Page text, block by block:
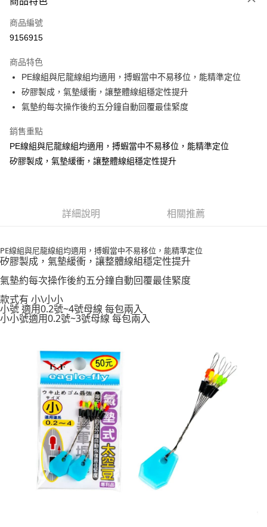
台灣樂天信用卡公司
2.付款方式選擇「大哥付你分期」，訂單成立後會自動跳轉到大哥付的交易
流程，驗證手機門號後，選擇欲分期的期數、繳款截止日，確認付款後即完
4.訂單成立30分鐘內，如未前往確認交易或遇審核未通過，訂單將自動取
消。如遇「轉專審核」未通過狀況，表示未達大哥付你分期系統評分，恕無
法說明評估內容。
【繳款方式說明】
1.分期款項不併入電信帳單，「大哥付你分期」於每月結算日後寄送繳費提
2.透過簡訊連結打開帳單後，可選擇「超商條碼／台灣大直營門市／銀行轉
帳／街口支付／iPASS MONEY」等通路繳費。
【注意事項】
資料（包含姓名、電話或地址）提供予台灣大哥大進項蒐集、處理及利用，
相關說明
【關於「AFTEE先享後付」】
便利好安心！
２．便利：只要手機號碼，簡訊認證，即可結帳。
３．安心：先確認商品／服務後，再付款。
【「AFTEE先享後付」結帳流程】
結帳頁面，進行簡訊認證並確認金額後，即可完成結帳。
２．訂單成立數日內，您將收到繳費通知簡訊。
３．收到繳費通知簡訊後14天內，點擊此簡訊中的連結，可透過四大超商／
ATM／網路銀行／等多元方式進行付款，方視為交易完成。
※ 交易是否成功請以「AFTEE先享後付 」之結帳頁面顯示為準，若有關於
是否繳費成功／繳費後需取消欲退款等相關疑問，請聯繫「AFTEE先享後付
【注意事項】
１．透過由恩沛科技股份有限公司提供之「AFTEE先享後付」服務完成之交
易，需依本服務之必要範圍內提供個人資料，並將交易相關給付款項請求債
權轉讓予恩沛科技股份有限公司。
２．關於個人資料處理事宜，請瀏覽以下網址：
https://aftee.tw/terms/#terms3
３．未成年的使用者請事先徵得法定代理人或監護人之同意方可使用
４．使用「AFTEE先享後付」時，將依據個別帳號之用戶狀況，依本公司即
時審查核予不同之上限額度；若仍有額度不足之情形，本公司將視審查結果
請求用戶進行身份認證。
５．嚴禁一人註冊多個帳號或使用他人資訊註冊。若發現惡意使用之情形，
恩沛科技股份有限公司將有權停止該用戶之使用額度並採取法律行動。
貨到付款
運送方式
每筆NT$60，滿NT$1,200(含以上)免運費
付款後全家取貨
每筆NT$60，滿NT$1,200(含以上)免運費
每筆NT$60，滿NT$1,200(含以上)免運費
每筆NT$100，滿NT$2,000(含以上)免運費
離島一般宅配
每筆NT$200，滿NT$2,000(含以上)免運費
每筆NT$200，滿NT$3,000(含以上)免運費
國家/地區配送(**下單前請私訊客服確認實際運費(運費另
計)，訂單才得以成立**)
查看運費
商品編號
9156915
商品特色
PE線組與尼龍線組均適用，搏蝦當中不易移位，能精準定位
矽膠製成，氣墊緩衝，讓整體線組穩定性提升
氣墊約每次操作後約五分鐘自動回覆最佳緊度
銷售重點
PE線組與尼龍線組均適用，搏蝦當中不易移位，能精準定位
矽膠製成，氣墊緩衝，讓整體線組穩定性提升
詳細說明 相關推薦
PE線組與尼龍線組均適用，搏蝦當中不易移位，能精準定位
矽膠製成，氣墊緩衝，讓整體線組穩定性提升
氣墊約每次操作後約五分鐘自動回覆最佳緊度
款式有 小\小小
小號 適用0.2號~4號母線 每包兩入
小小號適用0.2號~3號母線 每包兩入